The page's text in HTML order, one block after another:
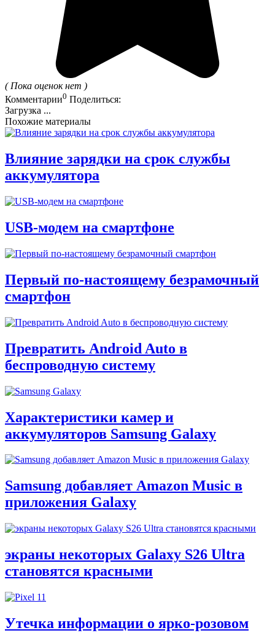
( Пока оценок нет )
Комментарии0 Поделиться:
Загрузка ...
Похожие материалы
Влияние зарядки на срок службы
аккумулятора
USB‑модем на смартфоне
Первый по-настоящему безрамочный
смартфон
Превратить Android Auto в
беспроводную систему
Характеристики камер и
аккумуляторов Samsung Galaxy
Samsung добавляет Amazon Music в
приложения Galaxy
экраны некоторых Galaxy S26 Ultra
становятся красными
Утечка информации о ярко-розовом